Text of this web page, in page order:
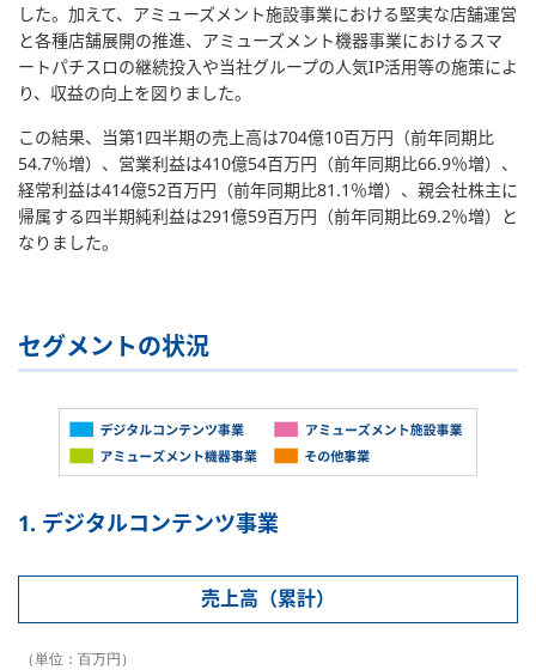
した。加えて、アミューズメント施設事業における堅実な店舗運営
と各種店舗展開の推進、アミューズメント機器事業におけるスマ
ートパチスロの継続投入や当社グループの人気IP活用等の施策によ
り、収益の向上を図りました。
この結果、当第1四半期の売上高は704億10百万円（前年同期比
54.7％増）、営業利益は410億54百万円（前年同期比66.9％増）、
経常利益は414億52百万円（前年同期比81.1％増）、親会社株主に
帰属する四半期純利益は291億59百万円（前年同期比69.2％増）と
なりました。
セグメントの状況
1. デジタルコンテンツ事業
売上高（累計）